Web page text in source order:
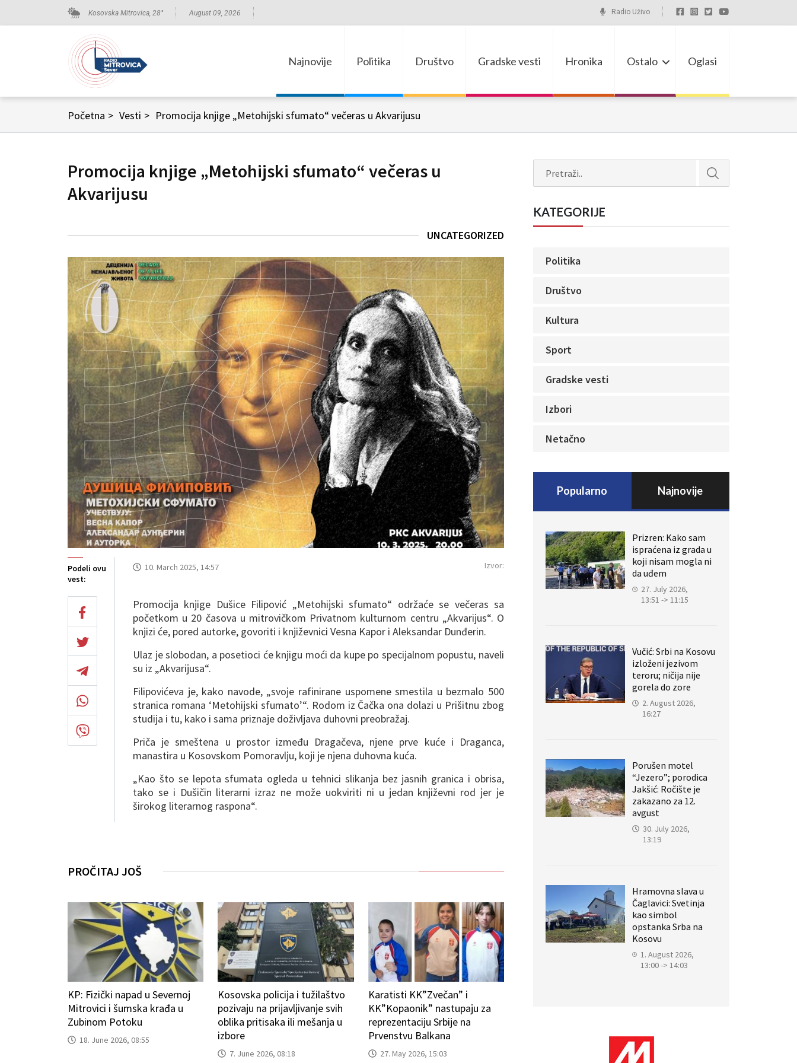
Kosovska Mitrovica, 28° August 09, 2026 Radio Uživo
Najnovije Politika Društvo Gradske vesti Hronika Ostalo Oglasi
Početna > Vesti > Promocija knjige „Metohijski sfumato“ večeras u Akvarijusu
Promocija knjige „Metohijski sfumato“ večeras u
Akvarijusu
UNCATEGORIZED
Podeli ovu
vest:
10. March 2025, 14:57 Izvor:
Promocija knjige Dušice Filipović „Metohijski sfumato“ održaće se večeras sa
početkom u 20 časova u mitrovičkom Privatnom kulturnom centru „Akvarijus“. O
knjizi će, pored autorke, govoriti i književnici Vesna Kapor i Aleksandar Dunđerin.
Ulaz je slobodan, a posetioci će knjigu moći da kupe po specijalnom popustu, naveli
su iz „Akvarijusa“.
Filipovićeva je, kako navode, „svoje rafinirane uspomene smestila u bezmalo 500
stranica romana ‘Metohijski sfumato’“. Rodom iz Čačka ona dolazi u Prišitnu zbog
studija i tu, kako i sama priznaje doživljava duhovni preobražaj.
Priča je smeštena u prostor između Dragačeva, njene prve kuće i Draganca,
manastira u Kosovskom Pomoravlju, koji je njena duhovna kuća.
„Kao što se lepota sfumata ogleda u tehnici slikanja bez jasnih granica i obrisa,
tako se i Dušičin literarni izraz ne može uokviriti ni u jedan književni rod jer je
širokog literarnog raspona“.
PROČITAJ JOŠ
KP: Fizički napad u Severnoj
Mitrovici i šumska krađa u
Zubinom Potoku
18. June 2026, 08:55
Kosovska policija i tužilaštvo
pozivaju na prijavljivanje svih
oblika pritisaka ili mešanja u
izbore
7. June 2026, 08:18
Karatisti KK”Zvečan” i
KK”Kopaonik” nastupaju za
reprezentaciju Srbije na
Prvenstvu Balkana
27. May 2026, 15:03
KATEGORIJE
Politika
Društvo
Kultura
Sport
Gradske vesti
Izbori
Netačno
Popularno Najnovije
Prizren: Kako sam
ispraćena iz grada u
koji nisam mogla ni
da uđem
27. July 2026,
13:51 -> 11:15
Vučić: Srbi na Kosovu
izloženi jezivom
teroru; ničija nije
gorela do zore
2. August 2026,
16:27
Porušen motel
“Jezero”; porodica
Jakšić: Ročište je
zakazano za 12.
avgust
30. July 2026,
13:19
Hramovna slava u
Čaglavici: Svetinja
kao simbol
opstanka Srba na
Kosovu
1. August 2026,
13:00 -> 14:03